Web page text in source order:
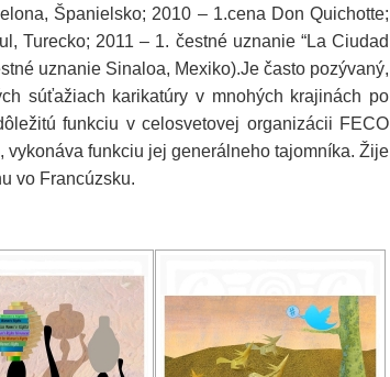
Španielsko; 2010 – 1.cena Don Quichotte;
Turecko; 2011 – 1. čestné uznanie “La Ciudad
uznanie Sinaloa, Mexiko).Je často pozývaný,
súťažiach karikatúry v mnohých krajinách po
funkciu v celosvetovej organizácii FECO
vykonáva funkciu jej generálneho tajomníka. Žije
vo Francúzsku.